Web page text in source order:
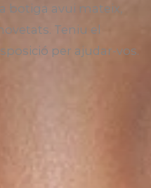
botiga avui mateix,
Teniu el
per ajudar-vos.